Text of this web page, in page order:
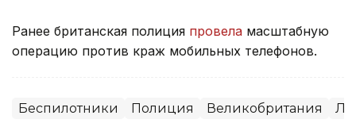
Ранее британская полиция провела масштабную
операцию против краж мобильных телефонов.
Беспилотники Полиция Великобритания